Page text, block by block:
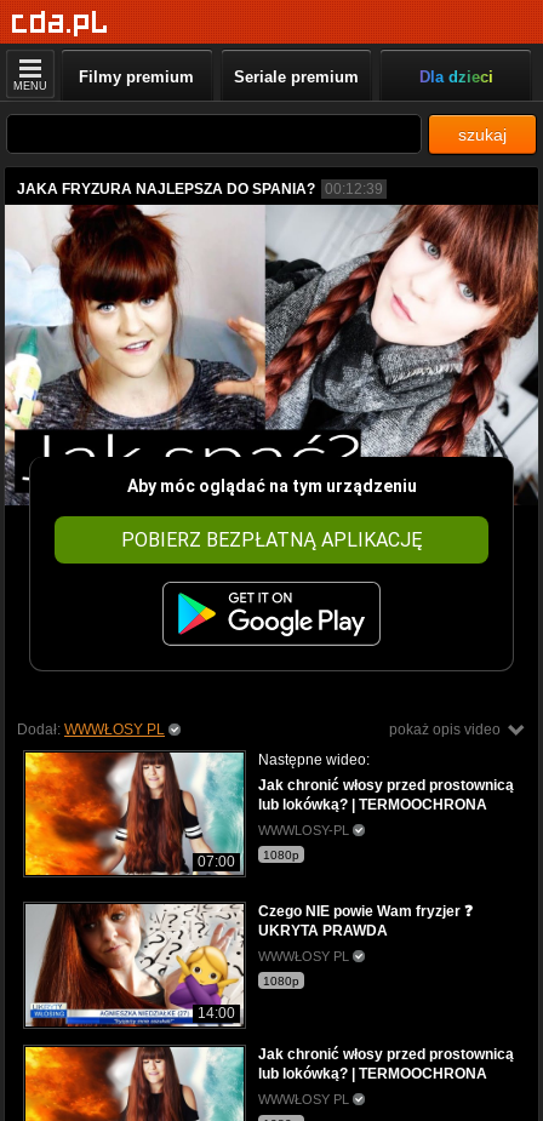
MENU Filmy premium Seriale premium Dla dzieci
szukaj
JAKA FRYZURA NAJLEPSZA DO SPANIA? 00:12:39
Aby móc oglądać na tym urządzeniu
POBIERZ BEZPŁATNĄ APLIKACJĘ
pokaż opis video
Dodał: WWWŁOSY PL
07:00
Następne wideo:
Jak chronić włosy przed prostownicą
lub lokówką? | TERMOOCHRONA
WWWLOSY-PL
1080p
14:00
Czego NIE powie Wam fryzjer ❓
UKRYTA PRAWDA
WWWŁOSY PL
1080p
Jak chronić włosy przed prostownicą
lub lokówką? | TERMOOCHRONA
WWWŁOSY PL